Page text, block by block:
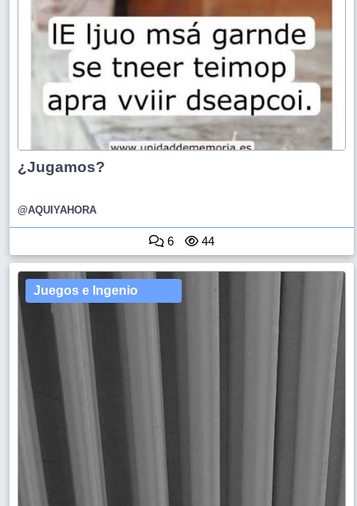
¿Jugamos?
@AQUIYAHORA
6 44
Juegos e Ingenio